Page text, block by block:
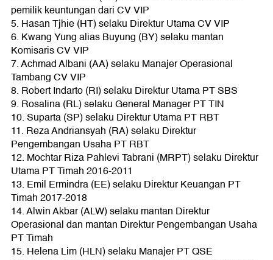
pemilik keuntungan dari CV VIP
5. Hasan Tjhie (HT) selaku Direktur Utama CV VIP
6. Kwang Yung alias Buyung (BY) selaku mantan
Komisaris CV VIP
7. Achmad Albani (AA) selaku Manajer Operasional
Tambang CV VIP
8. Robert Indarto (RI) selaku Direktur Utama PT SBS
9. Rosalina (RL) selaku General Manager PT TIN
10. Suparta (SP) selaku Direktur Utama PT RBT
11. Reza Andriansyah (RA) selaku Direktur
Pengembangan Usaha PT RBT
12. Mochtar Riza Pahlevi Tabrani (MRPT) selaku Direktur
Utama PT Timah 2016-2011
13. Emil Ermindra (EE) selaku Direktur Keuangan PT
Timah 2017-2018
14. Alwin Akbar (ALW) selaku mantan Direktur
Operasional dan mantan Direktur Pengembangan Usaha
PT Timah
15. Helena Lim (HLN) selaku Manajer PT QSE